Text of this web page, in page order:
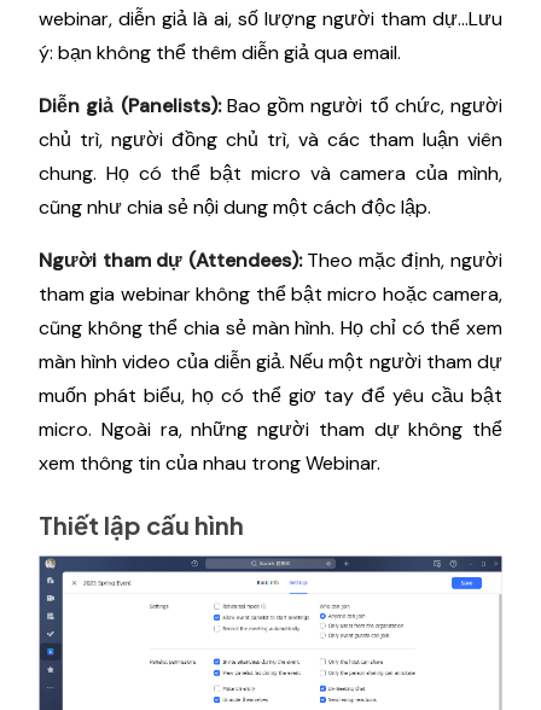
webinar, diễn giả là ai, số lượng người tham dự…Lưu
ý: bạn không thể thêm diễn giả qua email.
Diễn giả (Panelists):Bao gồm người tổ chức, người
chủ trì, người đồng chủ trì, và các tham luận viên
chung. Họ có thể bật micro và camera của mình,
cũng như chia sẻ nội dung một cách độc lập.
Người tham dự (Attendees):Theo mặc định, người
tham gia webinar không thể bật micro hoặc camera,
cũng không thể chia sẻ màn hình. Họ chỉ có thể xem
màn hình video của diễn giả. Nếu một người tham dự
muốn phát biểu, họ có thể giơ tay để yêu cầu bật
micro. Ngoài ra, những người tham dự không thể
xem thông tin của nhau trong Webinar.
Thiết lập cấu hình